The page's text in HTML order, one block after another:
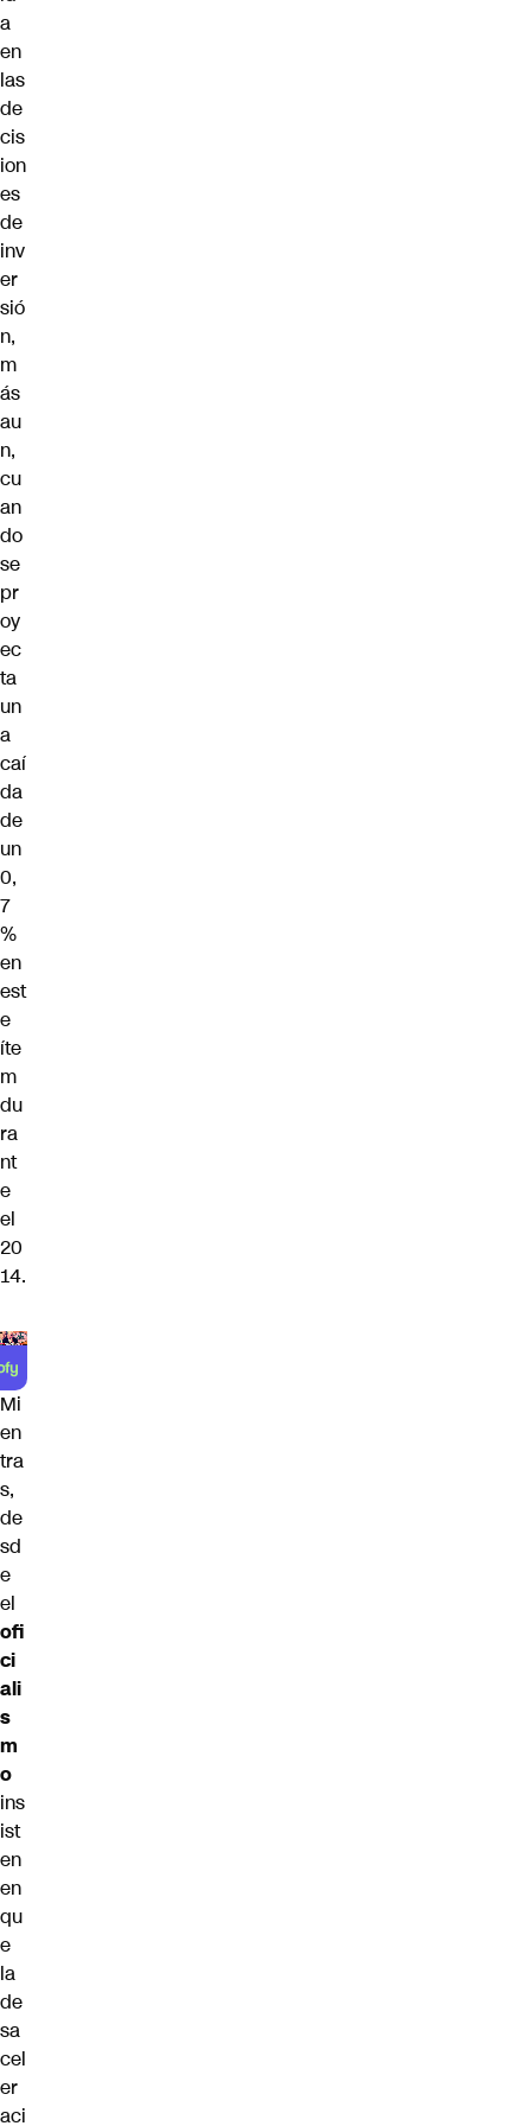
a
en
las
de
cis
ion
es
de
inv
er
sió
n,
m
ás
au
n,
cu
an
do
se
pr
oy
ec
ta
un
a
caí
da
de
un
0,
7
%
en
est
e
íte
m
du
ra
nt
e
el
20
14.
Mi
en
tra
s,
de
sd
e
el
ofi
ci
ali
s
m
o
ins
ist
en
en
qu
e
la
de
sa
cel
er
aci